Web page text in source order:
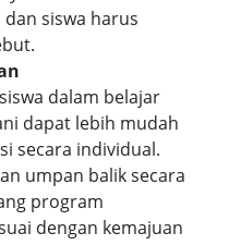
siswa harus
dalam belajar
dapat lebih mudah
secara individual.
umpan balik secara
program
dengan kemajuan